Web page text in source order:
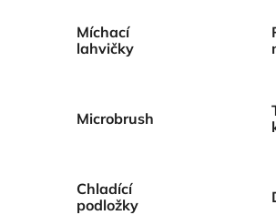
Míchací
lahvičky
Microbrush
Chladící
podložky